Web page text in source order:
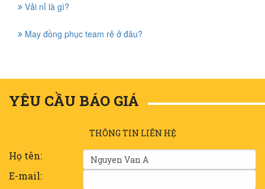
Vải nỉ là gì?
May đồng phục team rẻ ở đâu?
YÊU CẦU BÁO GIÁ
THÔNG TIN LIÊN HỆ
Họ tên:
E-mail: